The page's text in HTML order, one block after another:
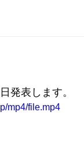
発表します。
mp4/file.mp4